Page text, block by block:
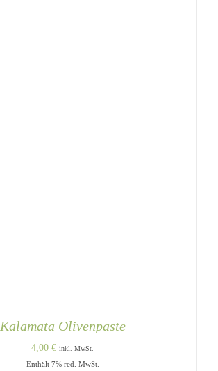
Kalamata Olivenpaste
4,00 € inkl. MwSt.
Enthält 7% red. MwSt.